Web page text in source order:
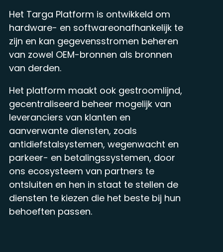
Het Targa Platform is ontwikkeld om
hardware- en softwareonafhankelijk te
zijn en kan gegevensstromen beheren
van zowel OEM-bronnen als bronnen
van derden.
Het platform maakt ook gestroomlijnd,
gecentraliseerd beheer mogelijk van
leveranciers van klanten en
aanverwante diensten, zoals
antidiefstalsystemen, wegenwacht en
parkeer- en betalingssystemen, door
ons ecosysteem van partners te
ontsluiten en hen in staat te stellen de
diensten te kiezen die het beste bij hun
behoeften passen.